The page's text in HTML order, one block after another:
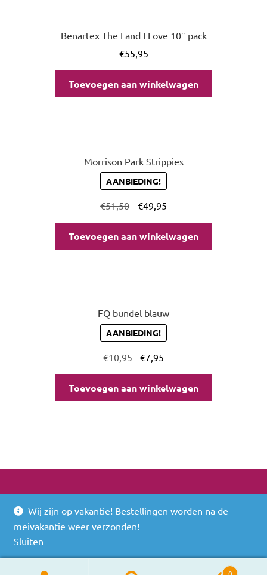
Benartex The Land I Love 10″ pack
€55,95
Toevoegen aan winkelwagen
Morrison Park Strippies
AANBIEDING!
€51,50 €49,95
Toevoegen aan winkelwagen
FQ bundel blauw
AANBIEDING!
€10,95 €7,95
Toevoegen aan winkelwagen
© 2026
Built with WooCommerce.
0
Wij zijn op vakantie! Bestellingen worden na de
meivakantie weer verzonden!
Sluiten